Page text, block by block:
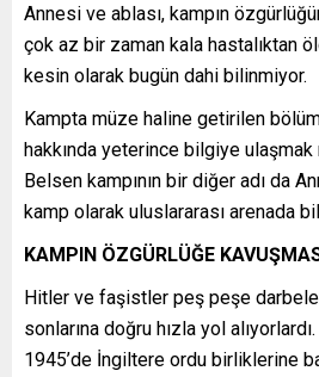
Annesi ve ablası, kampın
çok az bir zaman kala hastalıktan
kesin olarak bugün dahi bilinmiyor.
Kampta müze haline getirilen
hakkında yeterince bilgiye ulaşmak
Belsen kampının bir diğer adı da
kamp olarak uluslararası arenada
KAMPIN ÖZGÜRLÜĞE
Hitler ve faşistler peş peşe
sonlarına doğru hızla yol
1945’de İngiltere ordu birliklerine